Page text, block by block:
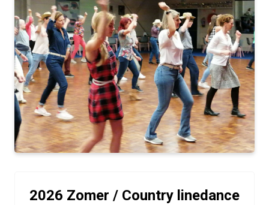
2026 Zomer / Country linedance